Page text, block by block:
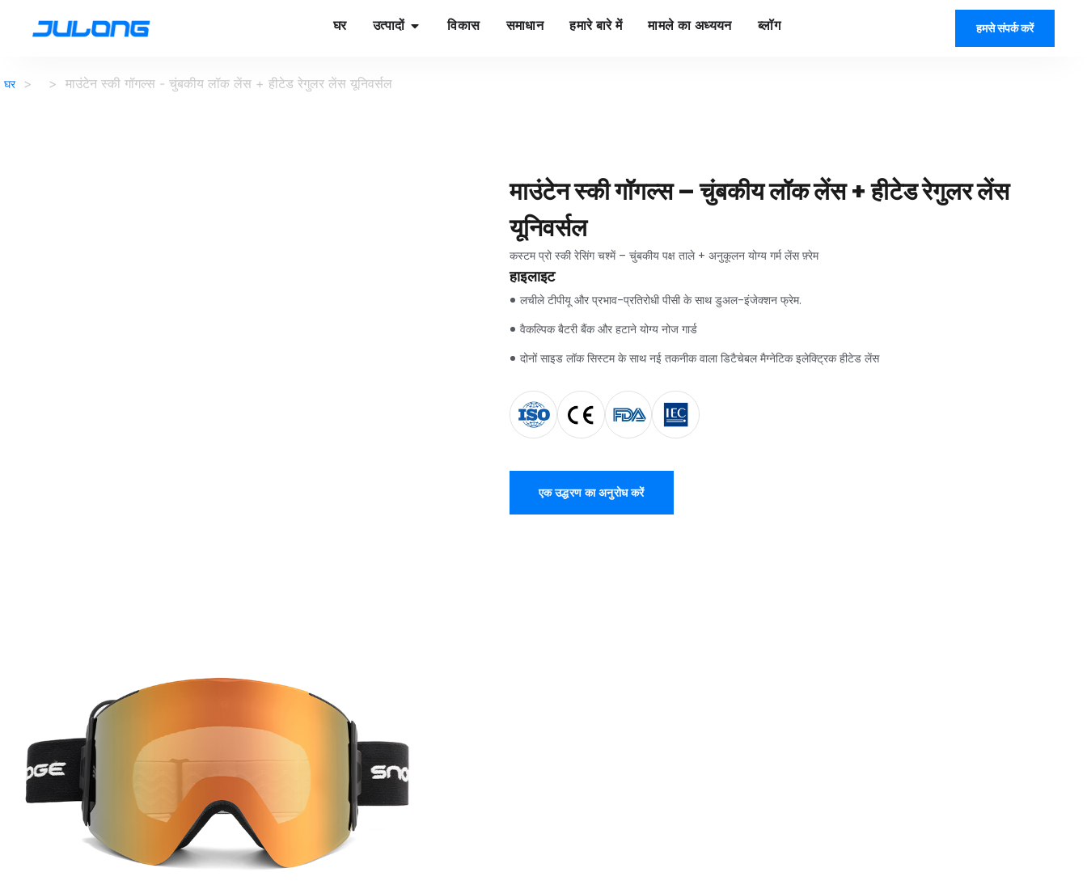
घर उत्पादों विकास समाधान हमारे बारे में मामले का अध्ययन ब्लॉग हमसे संपर्क करें
घर > > माउंटेन स्की गॉगल्स - चुंबकीय लॉक लेंस + हीटेड रेगुलर लेंस यूनिवर्सल
माउंटेन स्की गॉगल्स – चुंबकीय लॉक लेंस + हीटेड रेगुलर लेंस
यूनिवर्सल
कस्टम प्रो स्की रेसिंग चश्में – चुंबकीय पक्ष ताले + अनुकूलन योग्य गर्म लेंस फ़्रेम
हाइलाइट
लचीले टीपीयू और प्रभाव-प्रतिरोधी पीसी के साथ डुअल-इंजेक्शन फ्रेम.
वैकल्पिक बैटरी बैंक और हटाने योग्य नोज गार्ड
दोनों साइड लॉक सिस्टम के साथ नई तकनीक वाला डिटैचेबल मैग्नेटिक इलेक्ट्रिक हीटेड लेंस
एक उद्धरण का अनुरोध करें